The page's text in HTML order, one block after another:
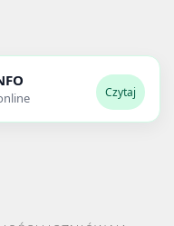
Czytaj